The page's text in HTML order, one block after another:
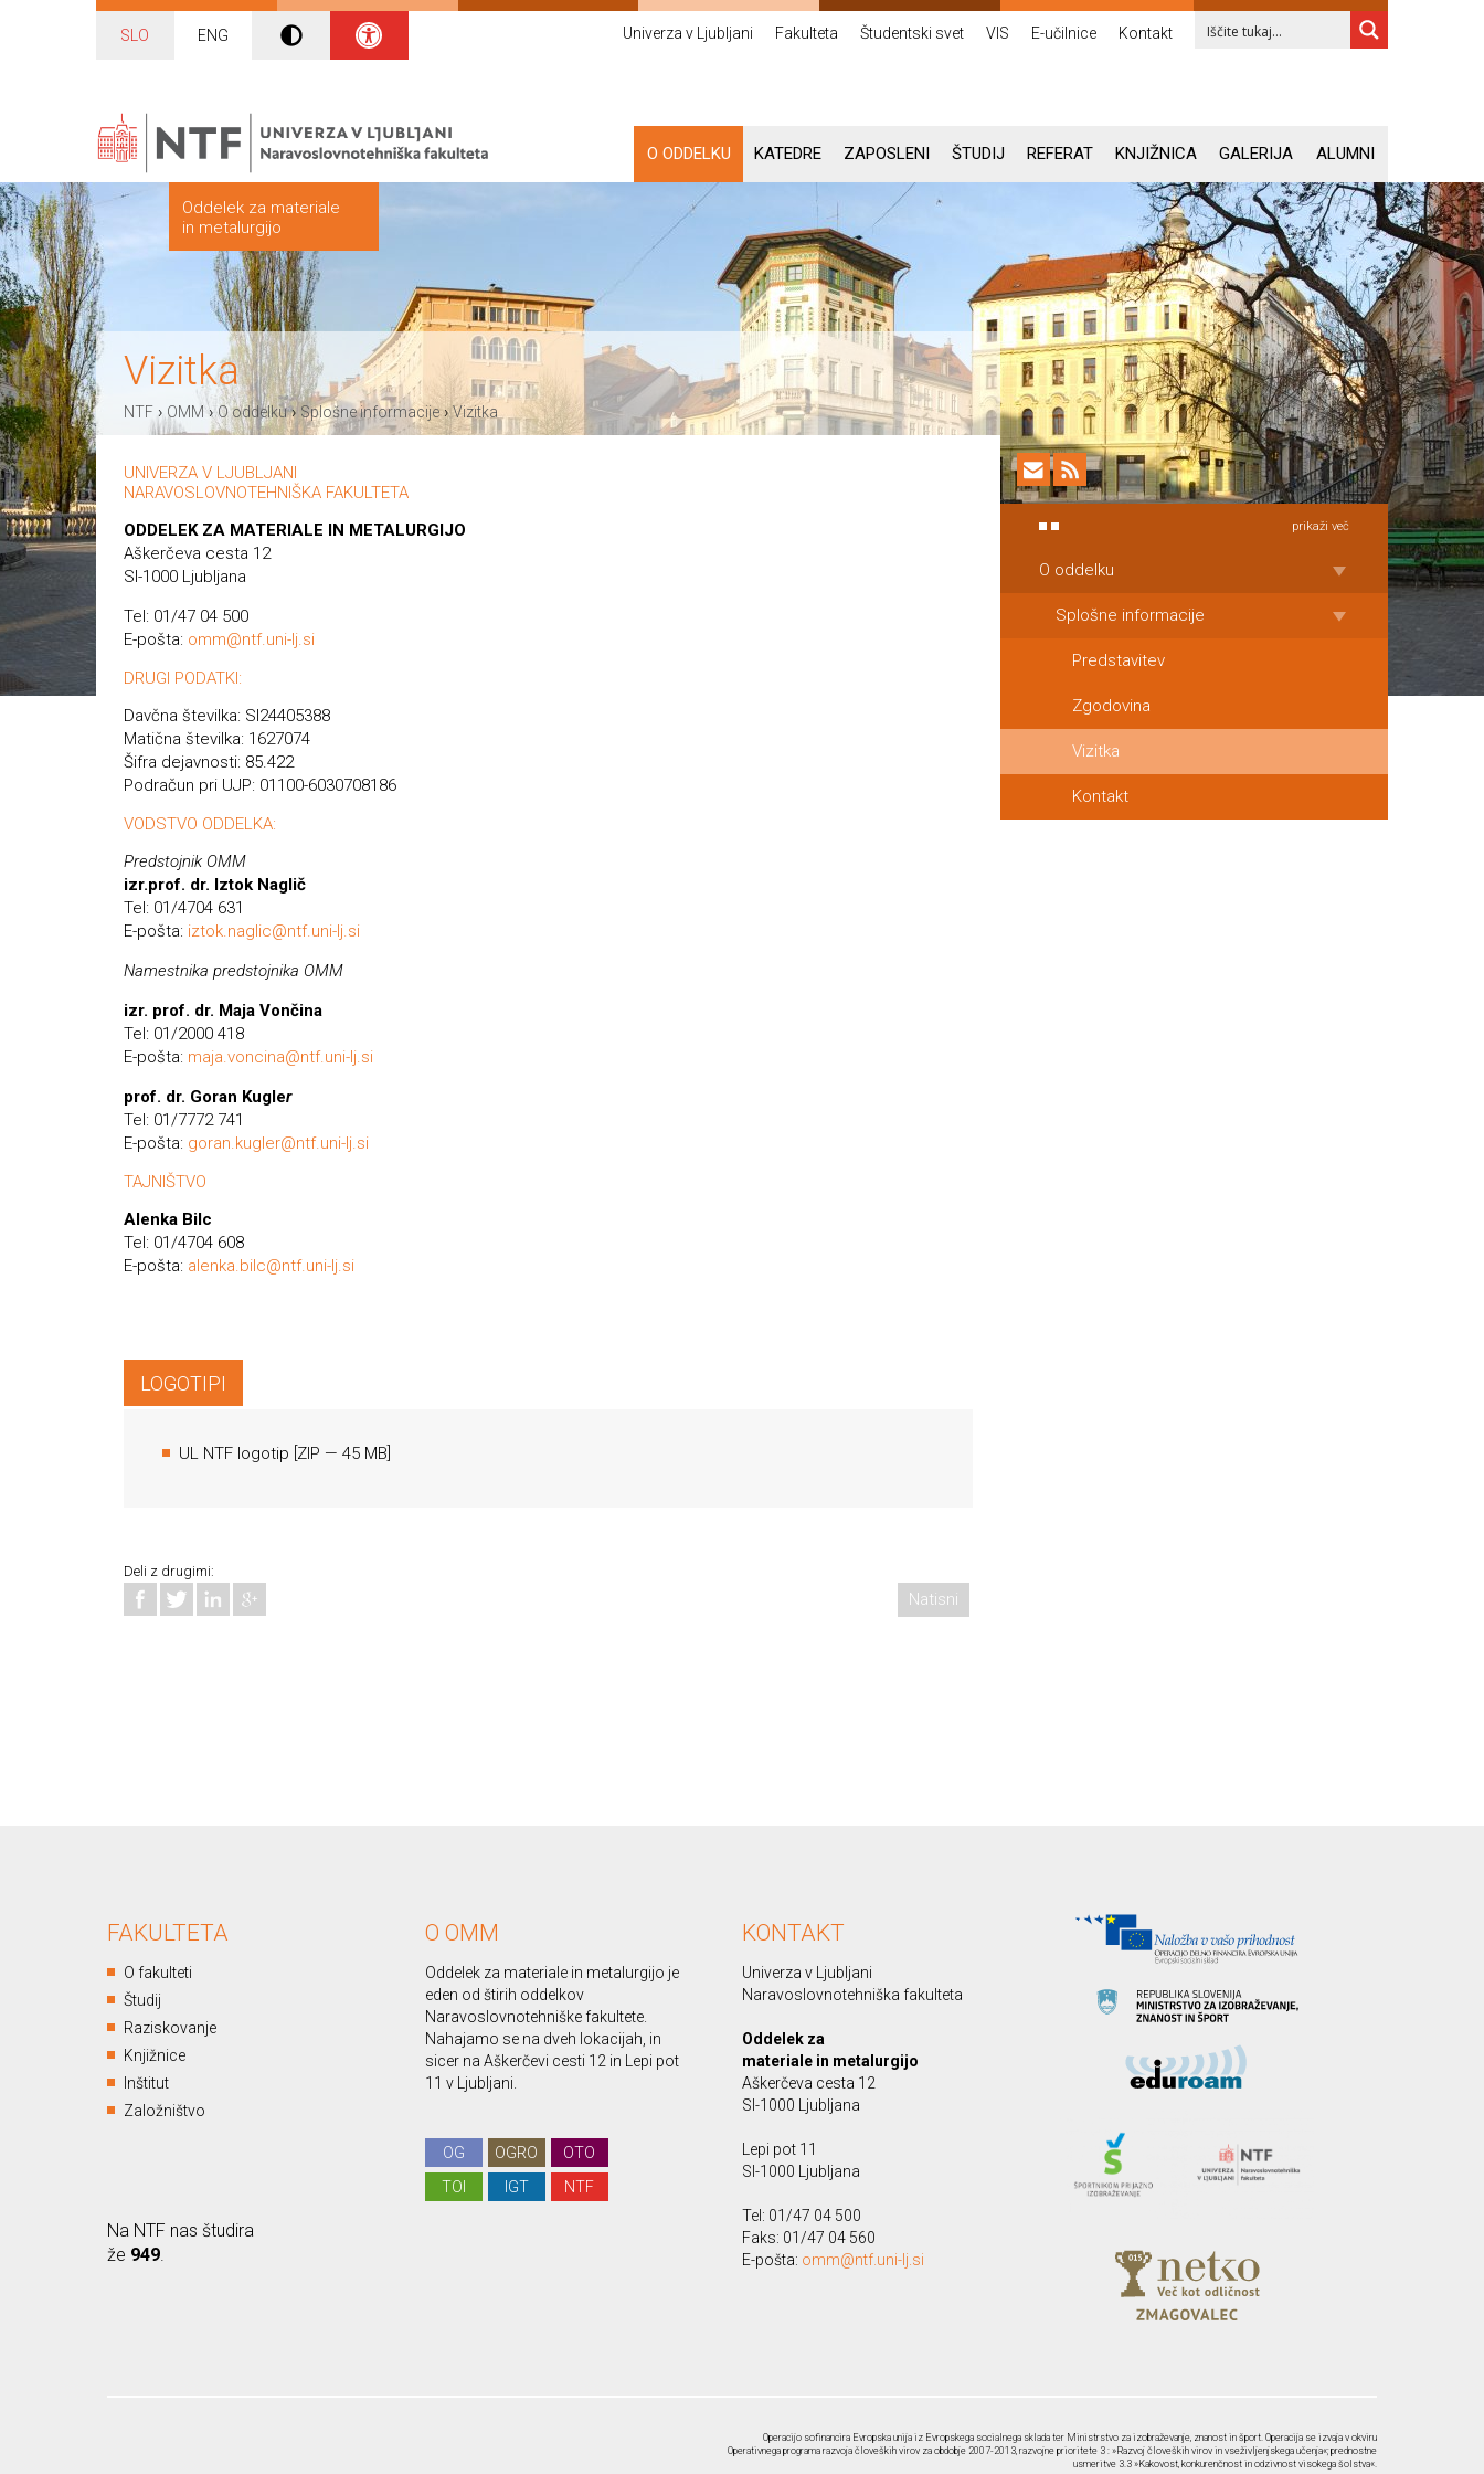
SLO ENG Univerza v Ljubljani Fakulteta Študentski svet VIS E-učilnice Kontakt
Oddelek za materiale
in metalurgijo
O ODDELKU KATEDRE ZAPOSLENI ŠTUDIJ REFERAT KNJIŽNICA GALERIJA ALUMNI
Vizitka
NTF › OMM›O oddelku› Splošne informacije›Vizitka
UNIVERZA V LJUBLJANI
NARAVOSLOVNOTEHNIŠKA FAKULTETA
ODDELEK ZA MATERIALE IN METALURGIJO
Aškerčeva cesta 12
SI-1000 Ljubljana
Tel: 01/47 04 500
E-pošta: omm@ntf.uni-lj.si
DRUGI PODATKI:
Davčna številka: SI24405388
Matična številka: 1627074
Šifra dejavnosti: 85.422
Podračun pri UJP: 01100-6030708186
VODSTVO ODDELKA:
Predstojnik OMM
izr.prof. dr. Iztok Naglič
Tel: 01/4704 631
E-pošta: iztok.naglic@ntf.uni-lj.si
Namestnika predstojnika OMM
izr. prof. dr. Maja Vončina
Tel: 01/2000 418
E-pošta: maja.voncina@ntf.uni-lj.si
prof. dr. Goran Kugler
Tel: 01/7772 741
E-pošta: goran.kugler@ntf.uni-lj.si
TAJNIŠTVO
Alenka Bilc
Tel: 01/4704 608
E-pošta: alenka.bilc@ntf.uni-lj.si
LOGOTIPI
UL NTF logotip ZIP — 45 MB]
Deli z drugimi:
Natisni
prikaži več
O oddelku
Splošne informacije
Predstavitev
Zgodovina
Vizitka
Kontakt
FAKULTETA
O fakulteti
Študij
Raziskovanje
Knjižnice
Inštitut
Založništvo
O OMM
Oddelek za materiale in metalurgijo je
eden od štirih oddelkov
Naravoslovnotehniške fakultete.
Nahajamo se na dveh lokacijah, in
sicer na Aškerčevi cesti 12 in Lepi pot
11 v Ljubljani.
OG OGRO
OTO
TOI
IGT NTF
KONTAKT
Univerza v Ljubljani
Naravoslovnotehniška fakulteta
Oddelek za
materiale in metalurgijo
Aškerčeva cesta 12
SI-1000 Ljubljana
Lepi pot 11
SI-1000 Ljubljana
Tel: 01/47 04 500
Faks: 01/47 04 560
E-pošta: omm@ntf.uni-lj.si
Na NTF nas študira
že 949
Operacijo sofinancira Evropska unija iz Evropskega socialnega sklada ter Ministrstvo za izobraževanje, znanost in šport. Operacija se izvaja v okviru
Operativnega programa razvoja človeških virov za obdobje 2007-2013, razvojne prioritete 3 : »Razvoj človeških virov in vseživljenjskega učenja«; prednostne
usmeritve 3.3 »Kakovost, konkurenčnost in odzivnost visokega šolstva«.